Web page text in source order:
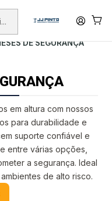
+75€ (excepto ilhas)
DE SEGURANÇA
em altura com nossos
para durabilidade e
suporte confiável e
entre várias opções,
a segurança. Ideal
de alto risco.